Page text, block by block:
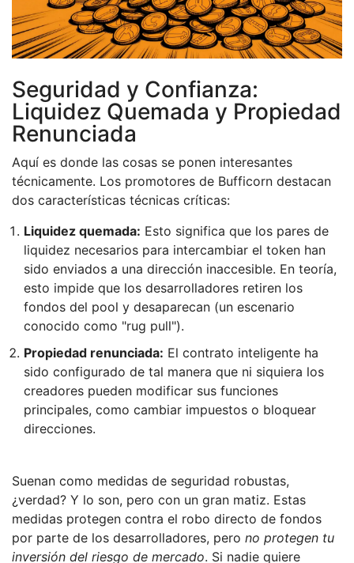
Seguridad y Confianza:
Liquidez Quemada y Propiedad
Renunciada
Aquí es donde las cosas se ponen interesantes
técnicamente. Los promotores de Bufficorn destacan
dos características técnicas críticas:
Liquidez quemada: Esto significa que los pares de
liquidez necesarios para intercambiar el token han
sido enviados a una dirección inaccesible. En teoría,
esto impide que los desarrolladores retiren los
fondos del pool y desaparecan (un escenario
conocido como "rug pull").
Propiedad renunciada: El contrato inteligente ha
sido configurado de tal manera que ni siquiera los
creadores pueden modificar sus funciones
principales, como cambiar impuestos o bloquear
direcciones.
Suenan como medidas de seguridad robustas,
¿verdad? Y lo son, pero con un gran matiz. Estas
medidas protegen contra el robo directo de fondos
por parte de los desarrolladores, pero no protegen tu
inversión del riesgo de mercado. Si nadie quiere